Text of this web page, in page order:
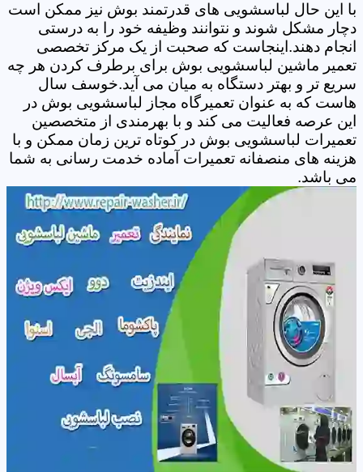
با این حال لباسشویی های قدرتمند بوش نیز ممکن است
دچار مشکل شوند و نتوانند وظیفه خود را به درستی
انجام دهند.اینجاست که صحبت از یک مرکز تخصصی
تعمیر ماشین لباسشویی بوش برای برطرف کردن هر چه
سریع تر و بهتر دستگاه به میان می آید.خوسف سال
هاست که به عنوان تعمیرگاه مجاز لباسشویی بوش در
این عرصه فعالیت می کند و با بهرمندی از متخصصین
تعمیرات لباسشویی بوش در کوتاه ترین زمان ممکن و با
هزینه های منصفانه تعمیرات آماده خدمت رسانی به شما
می باشد.